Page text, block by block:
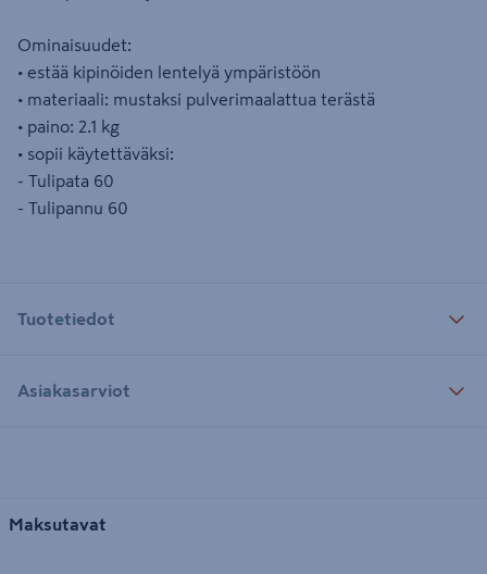
Ominaisuudet:
• estää kipinöiden lentelyä ympäristöön
• materiaali: mustaksi pulverimaalattua terästä
• paino: 2.1 kg
• sopii käytettäväksi:
- Tulipata 60
- Tulipannu 60
Tuotetiedot
Asiakasarviot
Maksutavat